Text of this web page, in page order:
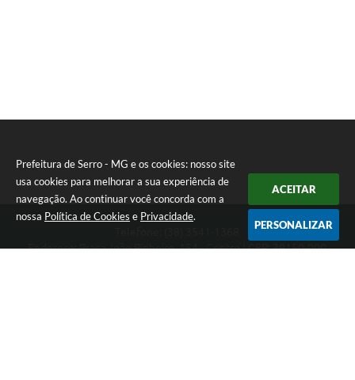
Prefeitura de Serro - MG e os cookies: nosso site
usa cookies para melhorar a sua experiência de
navegação. Ao continuar você concorda com a
nossa Política de Cookies e Privacidade.
ACEITAR
PERSONALIZAR
Endereço: Praça João Pinheiro, 154 - Centro | CEP: 39150-000